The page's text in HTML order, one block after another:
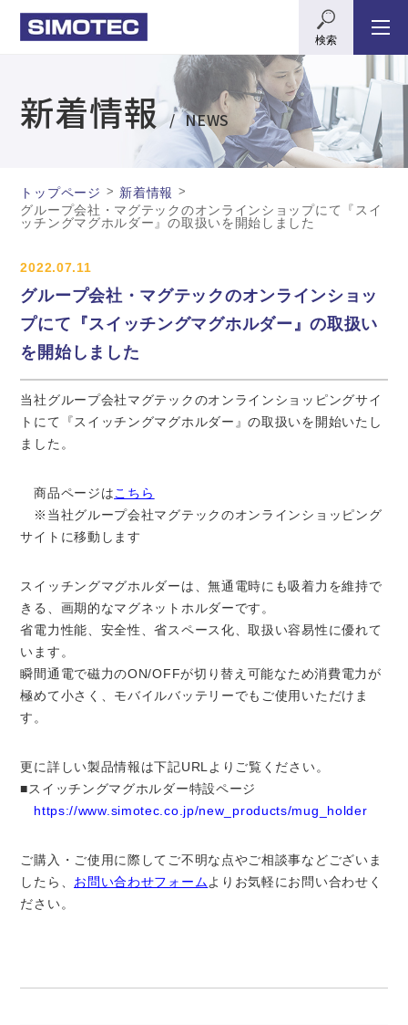
検索
新着情報 NEWS
トップページ > 新着情報 >
グループ会社・マグテックのオンラインショップにて『スイ
ッチングマグホルダー』の取扱いを開始しました
2022.07.11
グループ会社・マグテックのオンラインショッ
プにて『スイッチングマグホルダー』の取扱い
を開始しました
当社グループ会社マグテックのオンラインショッピングサイ
トにて『スイッチングマグホルダー』の取扱いを開始いたし
ました。
商品ページはこちら
※当社グループ会社マグテックのオンラインショッピング
サイトに移動します
スイッチングマグホルダーは、無通電時にも吸着力を維持で
きる、画期的なマグネットホルダーです。
省電力性能、安全性、省スペース化、取扱い容易性に優れて
います。
瞬間通電で磁力のON/OFFが切り替え可能なため消費電力が
極めて小さく、モバイルバッテリーでもご使用いただけま
す。
更に詳しい製品情報は下記URLよりご覧ください。
■スイッチングマグホルダー特設ページ
https://www.simotec.co.jp/new_products/mug_holder
ご購入・ご使用に際してご不明な点やご相談事などございま
したら、 お問い合わせフォームよりお気軽にお問い合わせく
ださい。